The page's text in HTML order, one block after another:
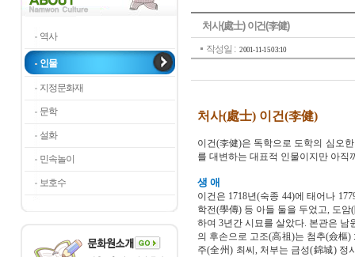
역사
인물
지정문화재
문학
설화
민속놀이
보호수
처사(處士) 이건(李健)
작성일 : 2001-11-15 03:10
처사(處士) 이건(李健)
이건(李健)은 독학으로 도학의 심오
를 대변하는 대표적 인물이지만 아직
생 애
이건은 1718년(숙종 44)에 태어나
학전(學傳) 등 아들 둘을 두었고, 도
하여 3년간 시묘를 살았다. 본관은
의 후손으로 고조(高祖)는 첨추(僉樞
주(全州) 최씨, 처부는 금성(錦城) 정